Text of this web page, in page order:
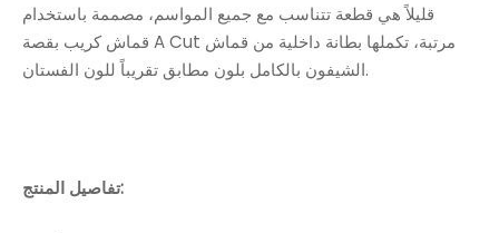
قليلاً هي قطعة تتناسب مع جميع المواسم، مصممة باستخدام
قماش كريب بقصة A Cut مرتبة، تكملها بطانة داخلية من قماش
الشيفون بالكامل بلون مطابق تقريباً للون الفستان.
تفاصيل المنتج: